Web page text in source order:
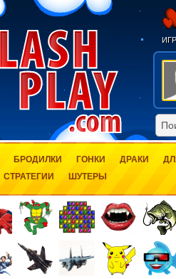
БРОДИЛКИ ГОНКИ ДРАКИ
СТРАТЕГИИ ШУТЕРЫ